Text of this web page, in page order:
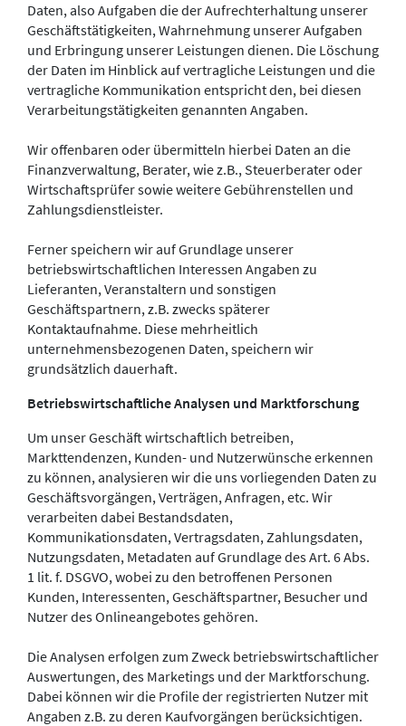
Daten, also Aufgaben die der Aufrechterhaltung unserer
Geschäftstätigkeiten, Wahrnehmung unserer Aufgaben
und Erbringung unserer Leistungen dienen. Die Löschung
der Daten im Hinblick auf vertragliche Leistungen und die
vertragliche Kommunikation entspricht den, bei diesen
Verarbeitungstätigkeiten genannten Angaben.
Wir offenbaren oder übermitteln hierbei Daten an die
Finanzverwaltung, Berater, wie z.B., Steuerberater oder
Wirtschaftsprüfer sowie weitere Gebührenstellen und
Zahlungsdienstleister.
Ferner speichern wir auf Grundlage unserer
betriebswirtschaftlichen Interessen Angaben zu
Lieferanten, Veranstaltern und sonstigen
Geschäftspartnern, z.B. zwecks späterer
Kontaktaufnahme. Diese mehrheitlich
unternehmensbezogenen Daten, speichern wir
grundsätzlich dauerhaft.
Betriebswirtschaftliche Analysen und Marktforschung
Um unser Geschäft wirtschaftlich betreiben,
Markttendenzen, Kunden- und Nutzerwünsche erkennen
zu können, analysieren wir die uns vorliegenden Daten zu
Geschäftsvorgängen, Verträgen, Anfragen, etc. Wir
verarbeiten dabei Bestandsdaten,
Kommunikationsdaten, Vertragsdaten, Zahlungsdaten,
Nutzungsdaten, Metadaten auf Grundlage des Art. 6 Abs.
1 lit. f. DSGVO, wobei zu den betroffenen Personen
Kunden, Interessenten, Geschäftspartner, Besucher und
Nutzer des Onlineangebotes gehören.
Die Analysen erfolgen zum Zweck betriebswirtschaftlicher
Auswertungen, des Marketings und der Marktforschung.
Dabei können wir die Profile der registrierten Nutzer mit
Angaben z.B. zu deren Kaufvorgängen berücksichtigen.